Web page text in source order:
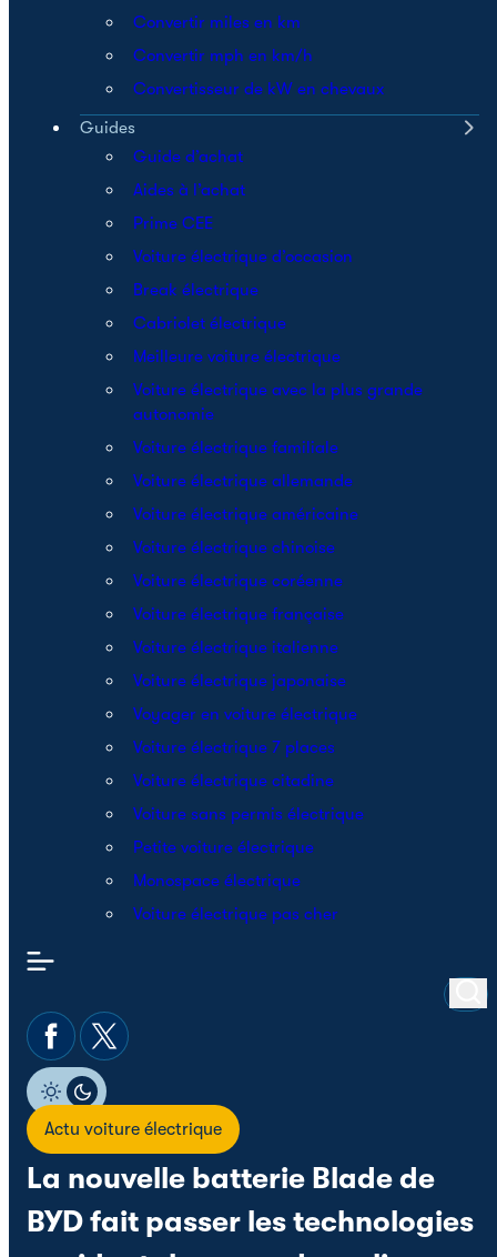
Convertir miles en km
Convertir mph en km/h
Convertisseur de kW en chevaux
Guides
Guide d’achat
Aides à l’achat
Prime CEE
Voiture électrique d’occasion
Break électrique
Cabriolet électrique
Meilleure voiture électrique
Voiture électrique avec la plus grande
autonomie
Voiture électrique familiale
Voiture électrique allemande
Voiture électrique américaine
Voiture électrique chinoise
Voiture électrique coréenne
Voiture électrique française
Voiture électrique italienne
Voiture électrique japonaise
Voyager en voiture électrique
Voiture électrique 7 places
Voiture électrique citadine
Voiture sans permis électrique
Petite voiture électrique
Monospace électrique
Voiture électrique pas cher
Actu voiture électrique
La nouvelle batterie Blade de
BYD fait passer les technologies